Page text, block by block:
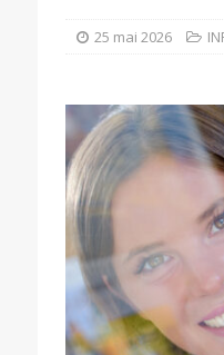
25 mai 2026